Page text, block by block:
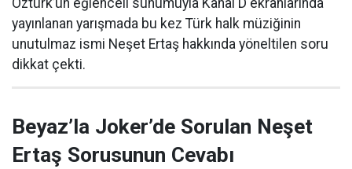
Öztürk’ün eğlenceli sunumuyla Kanal D ekranlarında
yayınlanan yarışmada bu kez Türk halk müziğinin
unutulmaz ismi Neşet Ertaş hakkında yöneltilen soru
dikkat çekti.
Beyaz’la Joker’de Sorulan Neşet
Ertaş Sorusunun Cevabı